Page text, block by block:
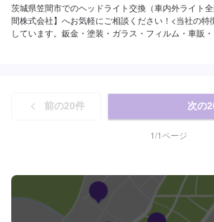
茨城県笠間市でのヘッドライト交換（車内外ライト
間株式会社】へお気軽にご相談ください！<当社の特
しています。鈑金・塗装・ガラス・フィルム・車販
も準備できるのでなんていっても低価格です。<お
間に応じてプランをご提案！>★お安く済ませたい
い…などのご相談もお気軽にどうぞ！【1】オファ
お見積り【3】お見積りにご納得いただければ作業開
燃料代はお客様にご負担いただいております。-----ご
法-----入庫の際はお気をつけてお越しください。駐車
いているスペースに駐車してください。受付はスタ
前の20件 次の
1/1ページ